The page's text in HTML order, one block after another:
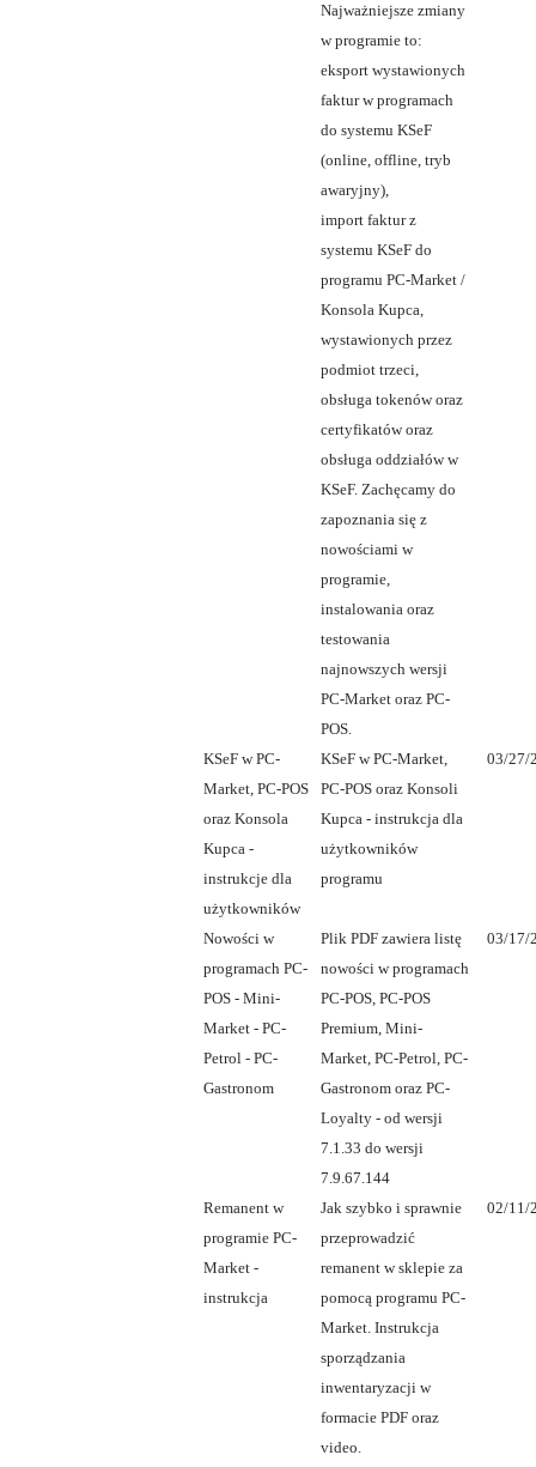
Najważniejsze zmiany
w programie to:
eksport wystawionych
faktur w programach
do systemu KSeF
(online, offline, tryb
awaryjny),
import faktur z
systemu KSeF do
programu PC-Market /
Konsola Kupca,
wystawionych przez
podmiot trzeci,
obsługa tokenów oraz
certyfikatów oraz
obsługa oddziałów w
KSeF. Zachęcamy do
zapoznania się z
nowościami w
programie,
instalowania oraz
testowania
najnowszych wersji
PC-Market oraz PC-
POS.
KSeF w PC-
Market, PC-POS
oraz Konsola
Kupca -
instrukcje dla
użytkowników
KSeF w PC-Market,
PC-POS oraz Konsoli
Kupca - instrukcja dla
użytkowników
programu
03/27/
Nowości w
programach PC-
POS - Mini-
Market - PC-
Petrol - PC-
Gastronom
Plik PDF zawiera listę
nowości w programach
PC-POS, PC-POS
Premium, Mini-
Market, PC-Petrol, PC-
Gastronom oraz PC-
Loyalty - od wersji
7.1.33 do wersji
7.9.67.144
03/17/
Remanent w
programie PC-
Market -
instrukcja
Jak szybko i sprawnie
przeprowadzić
remanent w sklepie za
pomocą programu PC-
Market. Instrukcja
sporządzania
inwentaryzacji w
formacie PDF oraz
video.
02/11/